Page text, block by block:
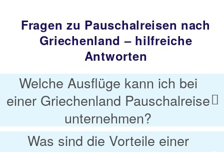
Fragen zu Pauschalreisen nach
Griechenland – hilfreiche
Antworten
Welche Ausflüge kann ich bei
einer Griechenland Pauschalreise
unternehmen?
Was sind die Vorteile einer